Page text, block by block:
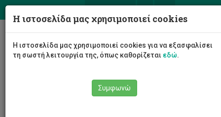
Η ιστοσελίδα μας χρησιμοποιεί cookies
Η ιστοσελίδα μας χρησιμοποιεί cookies για να εξασφαλίσει
τη σωστή λειτουργία της, όπως καθορίζεται εδώ.
Συμφωνώ